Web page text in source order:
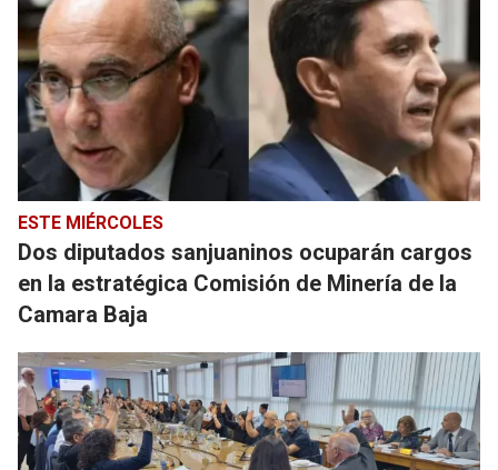
ESTE MIÉRCOLES
Dos diputados sanjuaninos ocuparán cargos
en la estratégica Comisión de Minería de la
Camara Baja